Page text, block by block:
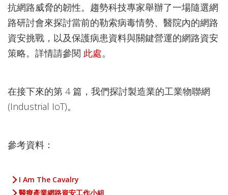
抗網路威脅的韌性。趨勢科技專家舉辦了一場隨選網
路研討會來探討當前的勒索病毒情勢、醫院內的網路
資安挑戰，以及保護病患資料與關鍵營運的網路資安
策略。詳情請參閱 此處。
在接下來的第 4 篇，我們探討製造業的工業物聯網
(Industrial IoT)。
參考資料：
I Am The Cavalry
醫療產業網路資安工作小組